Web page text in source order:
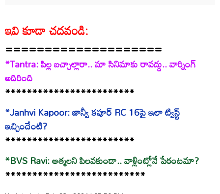
ఇవి కూడా చదవండి:
====================
*Tantra: పిల్ల బచ్చాల్లారా.. మా సినిమాకు రావద్దు.. వార్నింగ్
అదిరింది
************************
*Janhvi Kapoor: జాన్వీ కపూర్‌ RC 16పై ఇలా ట్విస్ట్
ఇచ్చిందేంటి?
************************
*BVS Ravi: ఆత్మలని పిలవకుండా.. వాళ్లింట్లోనే పేరంటమా?
**************************